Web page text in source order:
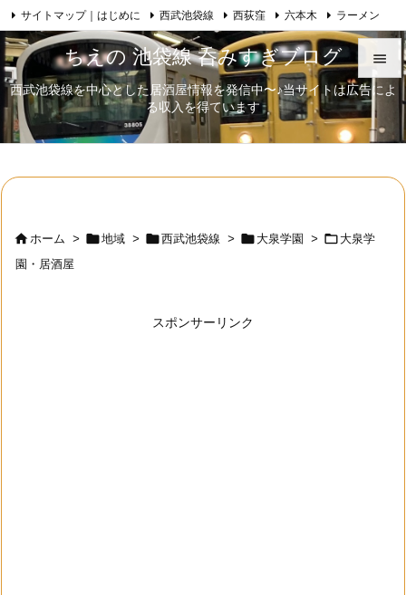
ちえの 池袋線 呑みすぎブログ
西武池袋線を中心とした居酒屋情報を発信中〜♪当サイトは広告によ
る収入を得ています


メニュ


サイトマップ｜はじめに 西武池袋線 西荻窪 六本木 ラーメン
日本酒 歌舞伎 自己紹介 RSS Feedly
ホーム > 地域 > 西武池袋線 >  大泉学園 >  大泉学
園・居酒屋
スポンサーリンク